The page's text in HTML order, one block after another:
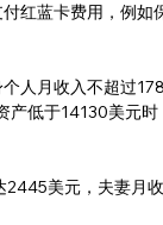
红蓝卡费用，例如
人月收入不超过
低于14130美元时
2445美元，夫妻月收